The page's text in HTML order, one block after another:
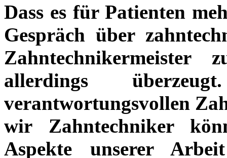
Dass es für Patienten
Gespräch über
allerdings
verantwortungsvollen
wir Zahntechniker
Aspekte unserer